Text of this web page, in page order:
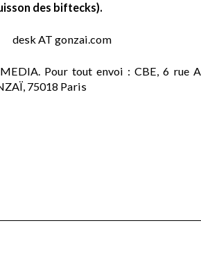
des biftecks).
desk AT gonzai.com
Pour tout envoi : CBE, 6 rue
75018 Paris